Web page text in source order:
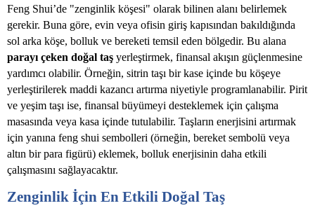
Feng Shui’de "zenginlik köşesi" olarak bilinen alanı belirlemek
gerekir. Buna göre, evin veya ofisin giriş kapısından bakıldığında
sol arka köşe, bolluk ve bereketi temsil eden bölgedir. Bu alana
parayı çeken doğal taş yerleştirmek, finansal akışın güçlenmesine
yardımcı olabilir. Örneğin, sitrin taşı bir kase içinde bu köşeye
yerleştirilerek maddi kazancı artırma niyetiyle programlanabilir. Pirit
ve yeşim taşı ise, finansal büyümeyi desteklemek için çalışma
masasında veya kasa içinde tutulabilir. Taşların enerjisini artırmak
için yanına feng shui sembolleri (örneğin, bereket sembolü veya
altın bir para figürü) eklemek, bolluk enerjisinin daha etkili
çalışmasını sağlayacaktır.
Zenginlik İçin En Etkili Doğal Taş